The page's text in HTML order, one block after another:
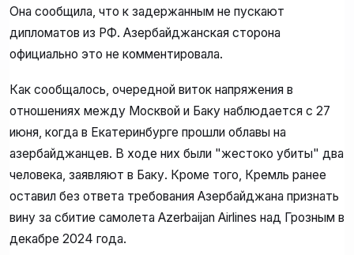
Она сообщила, что к задержанным не пускают
дипломатов из РФ. Азербайджанская сторона
официально это не комментировала.
Как сообщалось, очередной виток напряжения в
отношениях между Москвой и Баку наблюдается с 27
июня, когда в Екатеринбурге прошли облавы на
азербайджанцев. В ходе них были "жестоко убиты" два
человека, заявляют в Баку. Кроме того, Кремль ранее
оставил без ответа требования Азербайджана признать
вину за сбитие самолета Azerbaijan Airlines над Грозным в
декабре 2024 года.